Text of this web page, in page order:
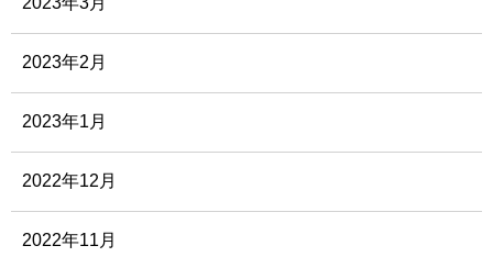
2023年2月
2023年1月
2022年12月
2022年11月